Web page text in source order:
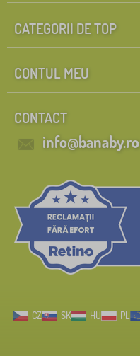
CATEGORII DE TOP
CONTUL MEU
CONTACT
info@banaby.ro
CZ SK HU PL